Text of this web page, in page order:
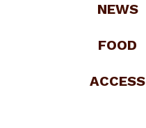
NEWS
FOOD
ACCESS